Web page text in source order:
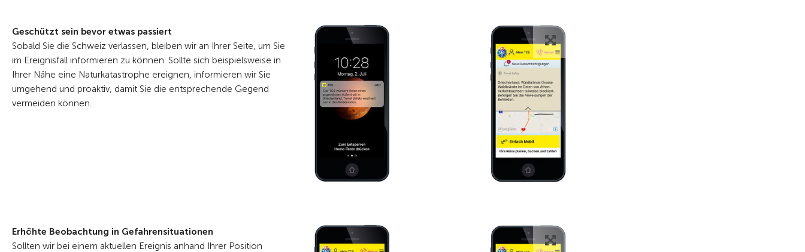
Geschützt sein bevor etwas passiert
Sobald Sie die Schweiz verlassen, bleiben wir an Ihrer Seite, um Sie
im Ereignisfall informieren zu können. Sollte sich beispielsweise in
Ihrer Nähe eine Naturkatastrophe ereignen, informieren wir Sie
umgehend und proaktiv, damit Sie die entsprechende Gegend
vermeiden können.
Erhöhte Beobachtung in Gefahrensituationen
Sollten wir bei einem aktuellen Ereignis anhand Ihrer Position